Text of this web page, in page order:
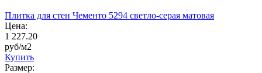
Плитка для стен Чементо 5294 светло-серая матовая
Цена:
1 227.20
руб/м2
Купить
Размер: